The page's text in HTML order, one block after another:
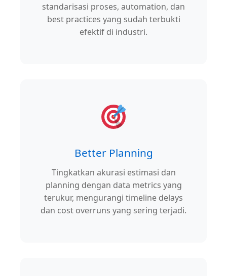
standarisasi proses, automation, dan
best practices yang sudah terbukti
efektif di industri.
Better Planning
Tingkatkan akurasi estimasi dan
planning dengan data metrics yang
terukur, mengurangi timeline delays
dan cost overruns yang sering terjadi.